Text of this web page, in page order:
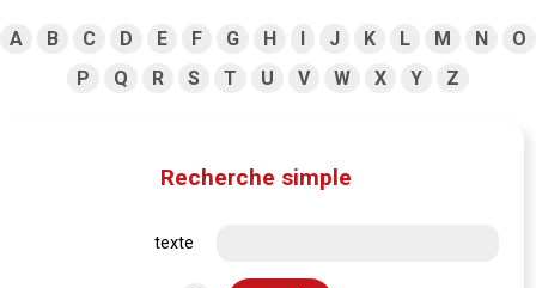
A B C D E F G H I J K L M N
O
P
Q R S T U V W X Y Z
Recherche simple
texte